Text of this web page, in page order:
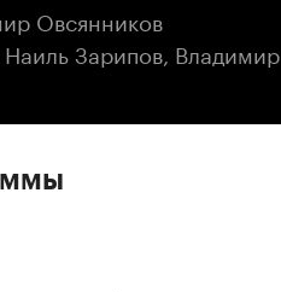
Овсянников
Зарипов,